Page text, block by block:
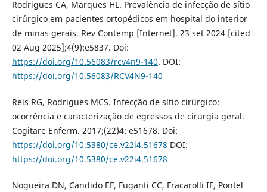
Rodrigues CA, Marques HL. Prevalência de infecção de sítio
cirúrgico em pacientes ortopédicos em hospital do interior
de minas gerais. Rev Contemp [Internet]. 23 set 2024 [cited
02 Aug 2025];4(9):e5837. Doi:
https://doi.org/10.56083/rcv4n9-140. DOI:
https://doi.org/10.56083/RCV4N9-140
Reis RG, Rodrigues MCS. Infecção de sítio cirúrgico:
ocorrência e caracterização de egressos de cirurgia geral.
Cogitare Enferm. 2017;(22)4: e51678. Doi:
https://doi.org/10.5380/ce.v22i4.51678 DOI:
https://doi.org/10.5380/ce.v22i4.51678
Nogueira DN, Candido EF, Fuganti CC, Fracarolli IF, Pontel